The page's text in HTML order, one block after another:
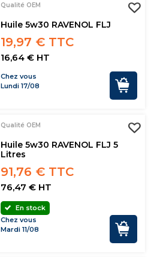
Qualité OEM
Huile 5w30 RAVENOL FLJ
19,97 € TTC
16,64 € HT
Chez vous
Lundi 17/08
Qualité OEM
Huile 5w30 RAVENOL FLJ 5
Litres
91,76 € TTC
76,47 € HT
En stock
Chez vous
Mardi 11/08